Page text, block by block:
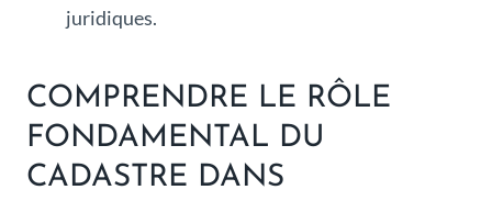
juridiques.
COMPRENDRE LE RÔLE
FONDAMENTAL DU
CADASTRE DANS